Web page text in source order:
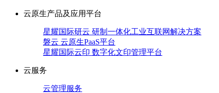
云原生产品及应用平台
星耀国际研云 研制一体化工业互联网解决方案
磐云 云原生PaaS平台
星耀国际云印 数字化文印管理平台
云服务
云管理服务